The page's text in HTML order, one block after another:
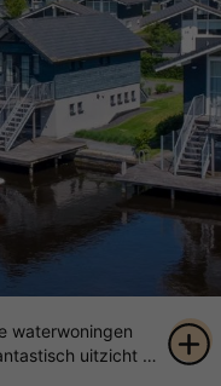
waterwoningen
uitzicht op